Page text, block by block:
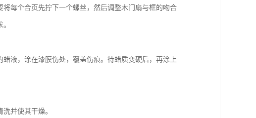
每个合页先拧下一个螺丝，然后调整木门扇与框的吻合
液，涂在漆膜伤处，覆盖伤痕。待蜡质变硬后，再涂上
并使其干燥。